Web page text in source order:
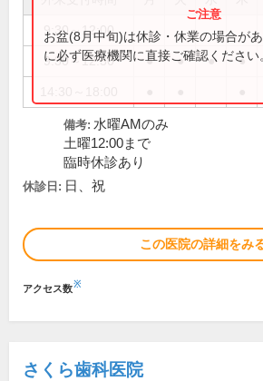
9:30～12:00
9:30～12:30 ● ● ● ●
お盆(8月中旬)は休診・休業の場合が
に必ず医療機関に直接ご確認ください
備考: 水曜AMのみ
土曜12:00まで
臨時休診あり
休診日: 日、祝
この医院の詳細をみ
アクセス数※
さくら歯科医院